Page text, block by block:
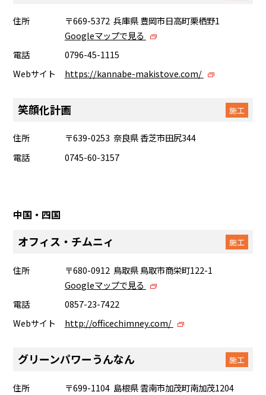
住所
〒669-5372 兵庫県 豊岡市日高町栗栖野1
Googleマップで見る
電話
0796-45-1115
Webサイト
https://kannabe-makistove.com/
笑顔化計画 施工
住所
〒639-0253 奈良県 香芝市田尻344
電話
0745-60-3157
中国・四国
オフィス・チムニィ 施工
住所
〒680-0912 鳥取県 鳥取市商栄町122-1
Googleマップで見る
電話
0857-23-7422
Webサイト
http://officechimney.com/
グリーンパワーうんなん 施工
住所
〒699-1104 島根県 雲南市加茂町南加茂1204